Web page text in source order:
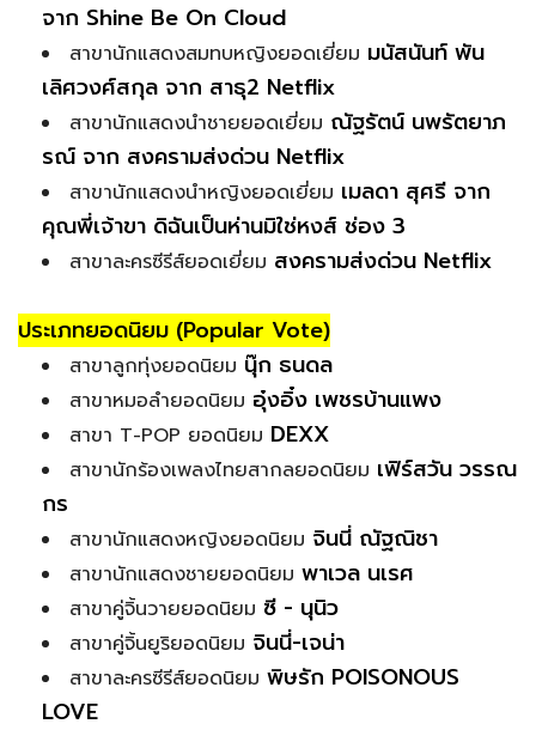
จาก Shine Be On Cloud
สาขานักแสดงสมทบหญิงยอดเยี่ยม มนัสนันท์ พัน
เลิศวงศ์สกุล จาก สาธุ2 Netflix
สาขานักแสดงนำชายยอดเยี่ยม ณัฐรัตน์ นพรัตยาภ
รณ์ จาก สงครามส่งด่วน Netflix
สาขานักแสดงนำหญิงยอดเยี่ยม เมลดา สุศรี จาก
คุณพี่เจ้าขา ดิฉันเป็นห่านมิใช่หงส์ ช่อง 3
สาขาละครซีรีส์ยอดเยี่ยม สงครามส่งด่วน Netflix
ประเภทยอดนิยม (Popular Vote)
สาขาลูกทุ่งยอดนิยม นุ๊ก ธนดล
สาขาหมอลำยอดนิยม อุ๋งอิ๋ง เพชรบ้านแพง
สาขา T-POP ยอดนิยม DEXX
สาขานักร้องเพลงไทยสากลยอดนิยม เฟิร์สวัน วรรณ
กร
สาขานักแสดงหญิงยอดนิยม จินนี่ ณัฐณิชา
สาขานักแสดงชายยอดนิยม พาเวล นเรศ
สาขาคู่จิ้นวายยอดนิยม ซี - นุนิว
สาขาคู่จิ้นยูริยอดนิยม จินนี่-เจน่า
สาขาละครซีรีส์ยอดนิยม พิษรัก POISONOUS
LOVE